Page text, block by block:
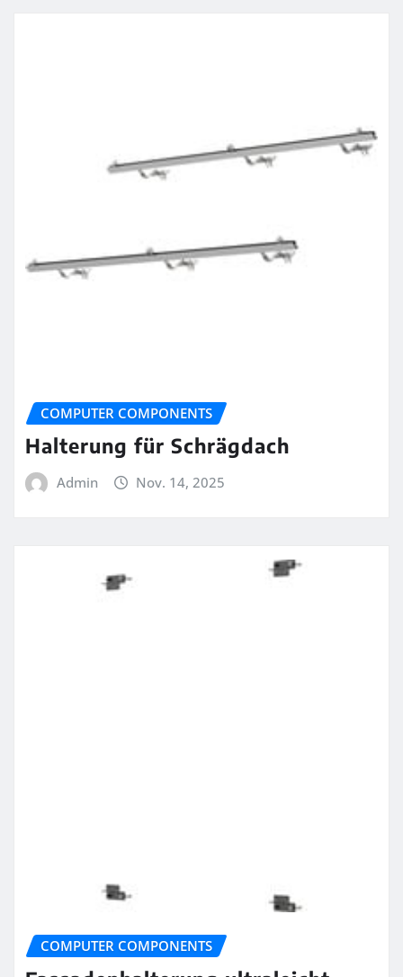
COMPUTER COMPONENTS
Halterung für Schrägdach
Admin Nov. 14, 2025
COMPUTER COMPONENTS